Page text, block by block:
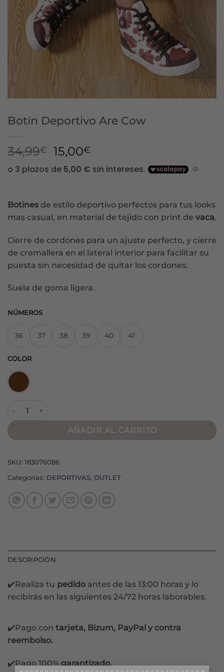
Botín Deportivo Are Cow
34,99€
El
precio
original
34,99€.
15,00€El
precio
actual
15,00€.
Botines de estilo deportivo perfectos para tus looks
mas casual, en material de tejido con print de vaca.
Cierre de cordones para un ajuste perfecto, y cierre
de cremallera en el lateral interior para facilitar su
puesta sin necesidad de quitar los cordones.
Suela de goma ligera.
NÚMEROS
36 37 38 39 40 41
COLOR
AÑADIR AL CARRITO
SKU: 183076086
Categorías: DEPORTIVAS, OUTLET
DESCRIPCIÓN
✔️Realiza tu pedido antes de las 13:00 horas y lo
recibirás en las siguientes 24/72 horas laborables.
✔️Pago con tarjeta, Bizum, PayPal y contra
reembolso.
✔️Pago 100% garantizado.